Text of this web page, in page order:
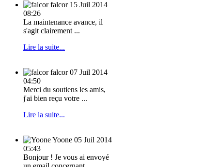
falcor 15 Juil 2014
08:26
La maintenance avance, il
s'agit clairement ...
Lire la suite...
falcor 07 Juil 2014
04:50
Merci du soutiens les amis,
j'ai bien reçu votre ...
Lire la suite...
Yoone 05 Juil 2014
05:43
Bonjour ! Je vous ai envoyé